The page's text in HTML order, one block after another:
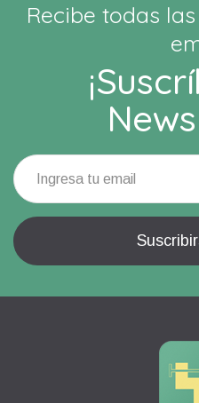
Recibe todas